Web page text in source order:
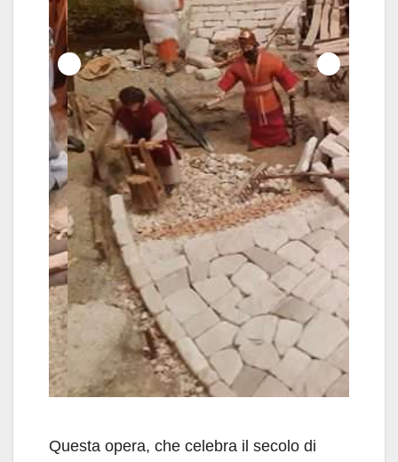
Questa opera, che celebra il secolo di